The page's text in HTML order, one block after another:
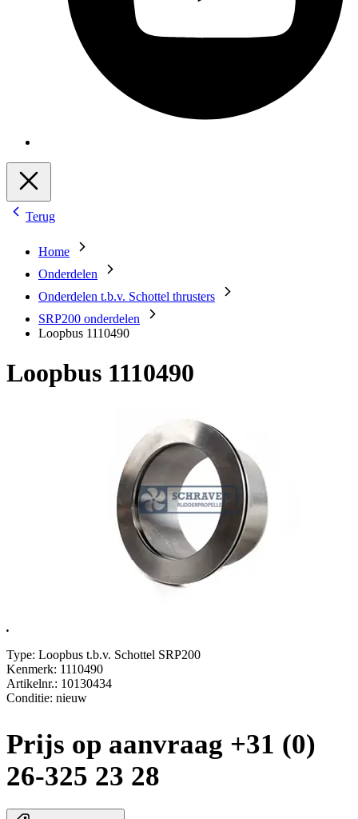
Terug
Home
Onderdelen
Onderdelen t.b.v. Schottel thrusters
SRP200 onderdelen
Loopbus 1110490
Loopbus 1110490
.
Type: Loopbus t.b.v. Schottel SRP200
Kenmerk: 1110490
Artikelnr.: 10130434
Conditie: nieuw
Prijs op aanvraag +31 (0)
26-325 23 28